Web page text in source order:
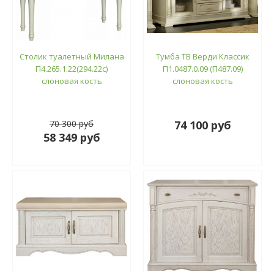
Столик туалетный Милана
П4.265.1.22(294.22с)
слоновая кость
70 300 руб
58 349 руб
Тумба ТВ Верди Классик
П1.0487.0.09 (П487.09)
слоновая кость
74 100 руб